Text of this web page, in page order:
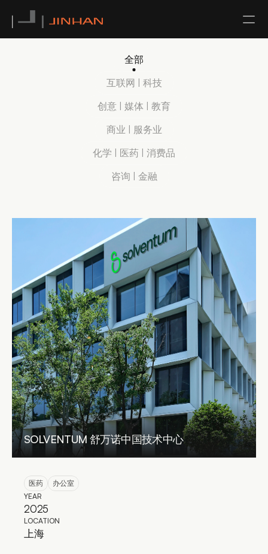
ARCHITECTURAL DESIGN
INTERIOR DESIGN
URBAN PLANNING
LANDSCAPING DESIGN
CONSTRUCTION MANAGEM.
BUILDING RENOVATION
LIGHTING DESIGN
FEASIBILITY STUDIES
BUILDING CODE COMPLIANCE
3D VISUALIZATION
EN / 简
互联网 | 科技
创意 | 媒体 | 教育
商业 | 服务业
化学 | 医药 | 消费品
咨询 | 金融
全部
SOLVENTUM 舒万诺中国技术中心
医药
办公室
YEAR
2025
LOCATION
上海